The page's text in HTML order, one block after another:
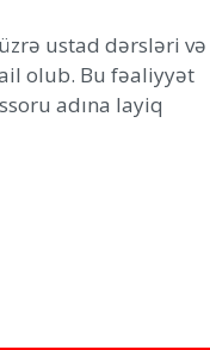
ustad dərsləri və
olub. Bu fəaliyyət
adına layiq